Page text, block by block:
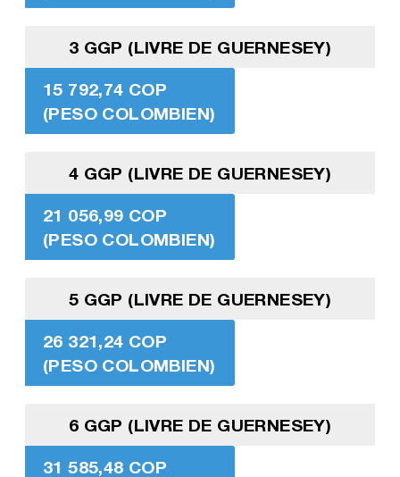
3 GGP (LIVRE DE GUERNESEY)
15 792,74 COP
(PESO COLOMBIEN)
4 GGP (LIVRE DE GUERNESEY)
21 056,99 COP
(PESO COLOMBIEN)
5 GGP (LIVRE DE GUERNESEY)
26 321,24 COP
(PESO COLOMBIEN)
6 GGP (LIVRE DE GUERNESEY)
31 585,48 COP